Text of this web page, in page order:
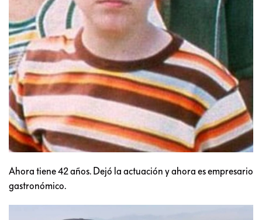
Ahora tiene 42 años. Dejó la actuación y ahora es empresario
gastronómico.